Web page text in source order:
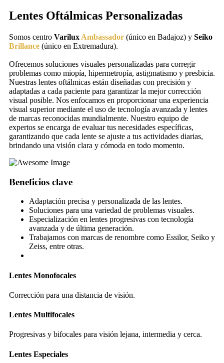
Lentes Oftálmicas Personalizadas
Somos centro Varilux Ambassador (único en Badajoz) y Seiko
Brillance (único en Extremadura).
Ofrecemos soluciones visuales personalizadas para corregir
problemas como miopía, hipermetropía, astigmatismo y presbicia.
Nuestras lentes oftálmicas están diseñadas con precisión y
adaptadas a cada paciente para garantizar la mejor corrección
visual posible. Nos enfocamos en proporcionar una experiencia
visual superior mediante el uso de tecnología avanzada y lentes
de marcas reconocidas mundialmente. Nuestro equipo de
expertos se encarga de evaluar tus necesidades específicas,
garantizando que cada lente se ajuste a tus actividades diarias,
brindando una visión clara y cómoda en todo momento.
Beneficios clave
Adaptación precisa y personalizada de las lentes.
Soluciones para una variedad de problemas visuales.
Especialización en lentes progresivas con tecnología
avanzada y de última generación.
Trabajamos con marcas de renombre como Essilor, Seiko y
Zeiss, entre otras.
Lentes Monofocales
Corrección para una distancia de visión.
Lentes Multifocales
Progresivas y bifocales para visión lejana, intermedia y cerca.
Lentes Especiales